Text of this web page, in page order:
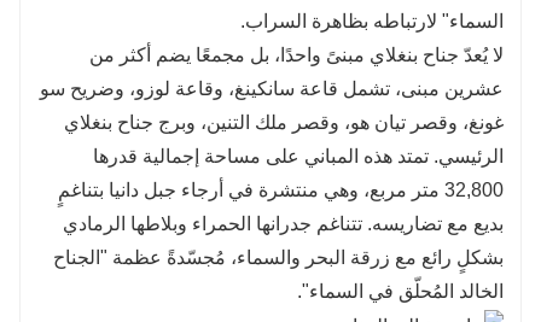
السماء" لارتباطه بظاهرة السراب.
لا يُعدّ جناح بنغلاي مبنىً واحدًا، بل مجمعًا يضم أكثر من
عشرين مبنى، تشمل قاعة سانكينغ، وقاعة لوزو، وضريح سو
غونغ، وقصر تيان هو، وقصر ملك التنين، وبرج جناح بنغلاي
الرئيسي. تمتد هذه المباني على مساحة إجمالية قدرها
32,800 متر مربع، وهي منتشرة في أرجاء جبل دانيا بتناغمٍ
بديع مع تضاريسه. تتناغم جدرانها الحمراء وبلاطها الرمادي
بشكلٍ رائع مع زرقة البحر والسماء، مُجسّدةً عظمة "الجناح
الخالد المُحلّق في السماء".